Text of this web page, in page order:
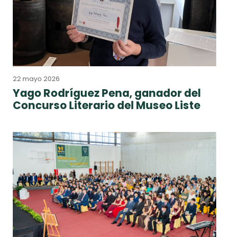
22 mayo 2026
Yago Rodríguez Pena, ganador del
Concurso Literario del Museo Liste